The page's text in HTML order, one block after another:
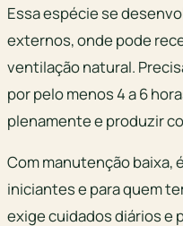
Essa espécie se
externos, onde pode
ventilação natural.
por pelo menos 4 a 6
plenamente e produzir
Com manutenção baixa,
iniciantes e para quem
exige cuidados diários e